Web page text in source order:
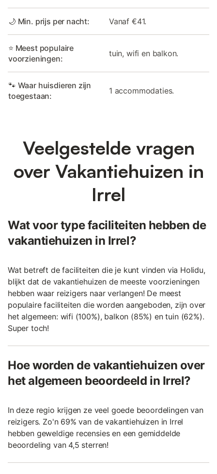
🌙 Min. prijs per nacht: Vanaf €41.
⭐ Meest populaire
voorzieningen:
tuin, wifi en balkon.
🐾 Waar huisdieren zijn
toegestaan:
1 accommodaties.
Veelgestelde vragen
over Vakantiehuizen in
Irrel
Wat voor type faciliteiten hebben de
vakantiehuizen in Irrel?
Wat betreft de faciliteiten die je kunt vinden via Holidu,
blijkt dat de vakantiehuizen de meeste voorzieningen
hebben waar reizigers naar verlangen! De meest
populaire faciliteiten die worden aangeboden, zijn over
het algemeen: wifi (100%), balkon (85%) en tuin (62%).
Super toch!
Hoe worden de vakantiehuizen over
het algemeen beoordeeld in Irrel?
In deze regio krijgen ze veel goede beoordelingen van
reizigers. Zo'n 69% van de vakantiehuizen in Irrel
hebben geweldige recensies en een gemiddelde
beoordeling van 4,5 sterren!